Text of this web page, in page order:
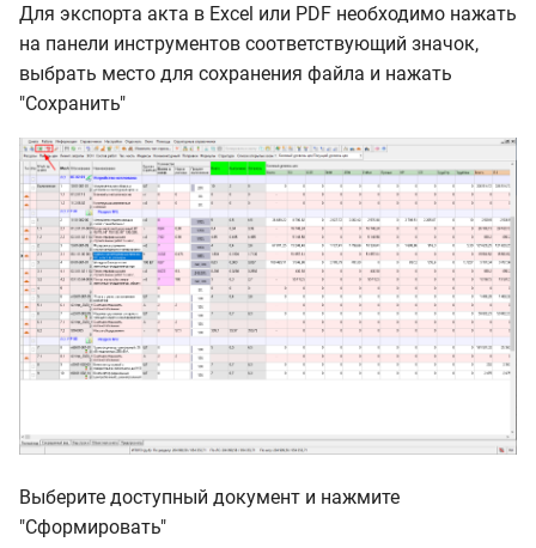
Для экспорта акта в Excel или PDF необходимо нажать
на панели инструментов соответствующий значок,
выбрать место для сохранения файла и нажать
"Сохранить"
Выберите доступный документ и нажмите
"Сформировать"